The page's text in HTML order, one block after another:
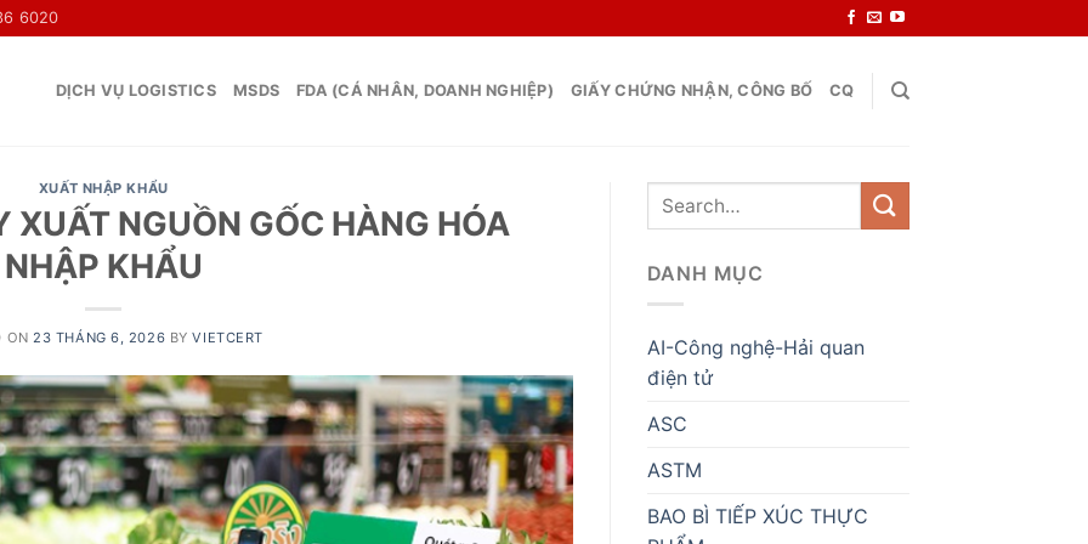
6020
DỊCH VỤ LOGISTICS MSDS FDA (CÁ NHÂN, DOANH NGHIỆP) GIẤY CHỨNG NHẬN, CÔNG BỐ CQ
XUẤT NHẬP KHẨU
XUẤT NGUỒN GỐC HÀNG HÓA
NHẬP KHẨU
ON 23 THÁNG 6, 2026 BYVIETCERT
DANH MỤC
AI-Công nghệ-Hải quan
điện tử
ASC
ASTM
BAO BÌ TIẾP XÚC THỰC